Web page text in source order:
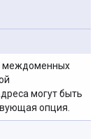
междоменных
могут быть
опция.